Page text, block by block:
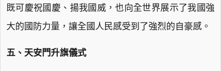
既可慶祝國慶、揚我國威，也向全世界展示了我國強
大的國防力量，讓全國人民感受到了強烈的自豪感。
五、天安門升旗儀式